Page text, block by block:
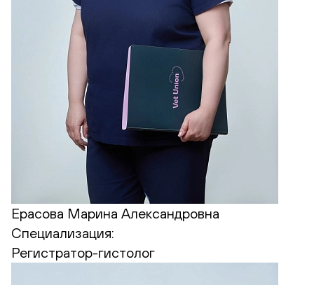
Ерасова Марина Александровна
Специализация:
Регистратор-гистолог